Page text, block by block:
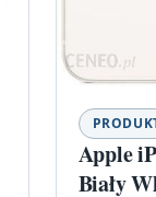
Apple
Biały